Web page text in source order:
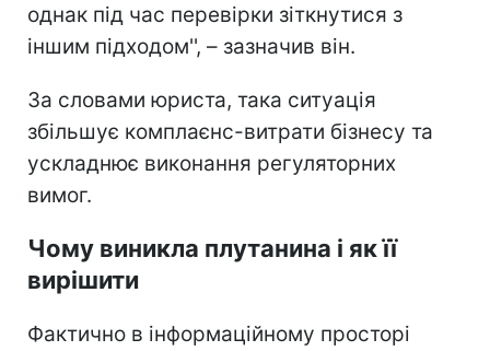
однак під час перевірки зіткнутися з
іншим підходом'', – зазначив він.
За словами юриста, така ситуація
збільшує комплаєнс-витрати бізнесу та
ускладнює виконання регуляторних
вимог.
Чому виникла плутанина і як її
вирішити
Фактично в інформаційному просторі